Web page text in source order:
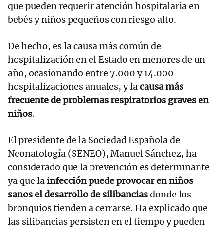
que pueden requerir atención hospitalaria en
bebés y niños pequeños con riesgo alto.
De hecho, es la causa más común de
hospitalización en el Estado en menores de un
año, ocasionando entre 7.000 y 14.000
hospitalizaciones anuales, y lacausa más
frecuente de problemas respiratorios graves en
niños.
El presidente de la Sociedad Española de
Neonatología (SENEO), Manuel Sánchez, ha
considerado que la prevención es determinante
ya que lainfección puede provocar en niños
sanos el desarrollo de silibanciasdonde los
bronquios tienden a cerrarse. Ha explicado que
las silibancias persisten en el tiempo y pueden